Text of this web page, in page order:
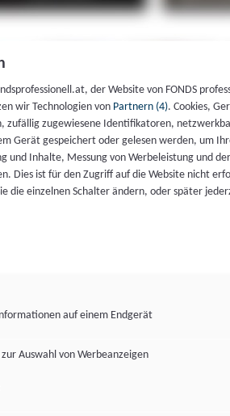
der Website von FONDS
wir Technologien von Partnern (4). Cookies,
zufällig zugewiesene Identifikatoren,
Gerät gespeichert oder gelesen werden, um
und Inhalte, Messung von Werbeleistung und
Dies ist für den Zugriff auf die Website nicht
die einzelnen Schalter ändern, oder später
auf einem Endgerät
Auswahl von Werbeanzeigen